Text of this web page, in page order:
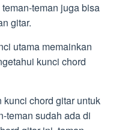
teman juga bisa
gitar.
utama memainkan
kunci chord
chord gitar untuk
teman sudah ada di